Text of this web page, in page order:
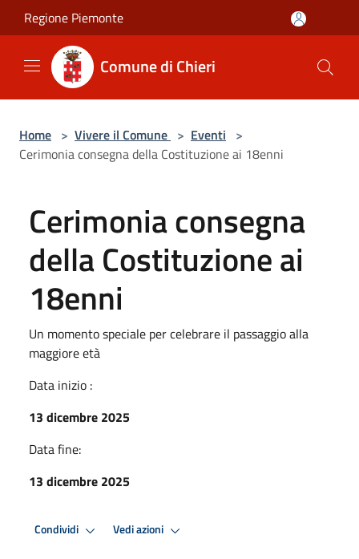
Salta al contenuto principale
Regione Piemonte
Comune di Chieri
Home > Vivere il Comune > Eventi >
Cerimonia consegna della Costituzione ai 18enni
Cerimonia consegna
della Costituzione ai
18enni
Un momento speciale per celebrare il passaggio alla
maggiore età
Data inizio :
13 dicembre 2025
Data fine:
13 dicembre 2025
Condividi Vedi azioni